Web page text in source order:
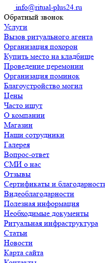
info@ritual-plus24.ru
Обратный звонок
Услуги
Вызов ритуального агента
Организация похорон
Купить место на кладбище
Проведение церемонии
Организация поминок
Благоустройство могил
Цены
Часто ищут
О компании
Магазин
Наши сотрудники
Галерея
Вопрос-ответ
СМИ о нас
Отзывы
Сертификаты и
Видеоблагодарности
Полезная информация
Необходимые документы
Ритуальная инфраструктура
Статьи
Новости
Карта сайта